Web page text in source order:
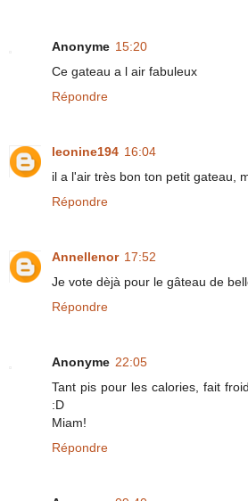
Anonyme 15:20
Ce gateau a l air fabuleux
Répondre
leonine194 16:04
il a l'air très bon ton petit gateau,
Répondre
Annellenor 17:52
Je vote dèjà pour le gâteau de
Répondre
Anonyme 22:05
Tant pis pour les calories, fait
:D
Miam!
Répondre